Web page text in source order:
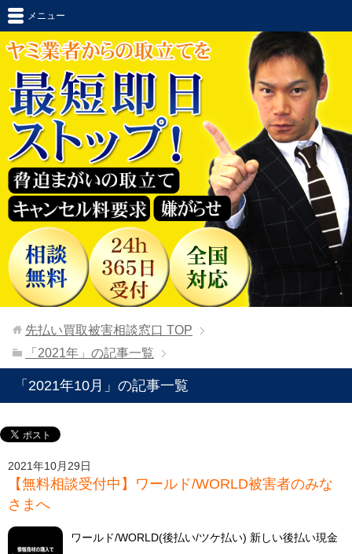
メニュー
先払い買取被害相談窓口 TOP
「2021年」の記事一覧
「2021年10月」の記事一覧
2021年10月29日
【無料相談受付中】ワールド/WORLD被害者のみな
さまへ
ワールド/WORLD(後払い/ツケ払い) 新しい後払い現金